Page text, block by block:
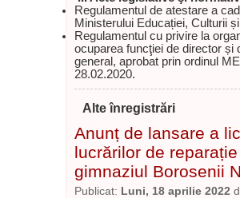
Regulamentul de atestare a
Ministerului Educației, Culturii
Regulamentul cu privire la
ocuparea funcţiei de director și
general, aprobat prin ordinul
28.02.2020.
Alte înregistrări
Anunț de lansare a
lucrărilor de
gimnaziul Borosenii
Publicat: Luni, 18 aprilie 2022